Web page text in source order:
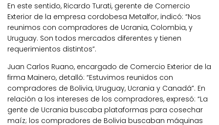
En este sentido, Ricardo Turati, gerente de Comercio
Exterior de la empresa cordobesa Metalfor, indicó: “Nos
reunimos con compradores de Ucrania, Colombia, y
Uruguay. Son todos mercados diferentes y tienen
requerimientos distintos”.
Juan Carlos Ruano, encargado de Comercio Exterior de la
firma Mainero, detalló: “Estuvimos reunidos con
compradores de Bolivia, Uruguay, Ucrania y Canadá”. En
relación a los intereses de los compradores, expresó: “La
gente de Ucrania buscaba plataformas para cosechar
maíz; los compradores de Bolivia buscaban máquinas